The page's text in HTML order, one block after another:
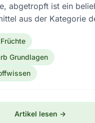
abgetropft ist ein
aus der Kategorie
gekocht (inkl.
Aber ist es...
Grundlagen
Artikel lesen →